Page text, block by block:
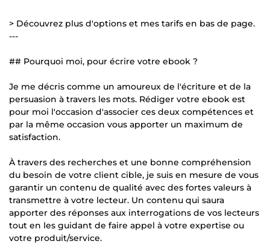
> Découvrez plus d'options et mes tarifs en bas de page.
---
## Pourquoi moi, pour écrire votre ebook ?
Je me décris comme un amoureux de l'écriture et de la
persuasion à travers les mots. Rédiger votre ebook est
pour moi l'occasion d'associer ces deux compétences et
par la même occasion vous apporter un maximum de
satisfaction.
À travers des recherches et une bonne compréhension
du besoin de votre client cible, je suis en mesure de vous
garantir un contenu de qualité avec des fortes valeurs à
transmettre à votre lecteur. Un contenu qui saura
apporter des réponses aux interrogations de vos lecteurs
tout en les guidant de faire appel à votre expertise ou
votre produit/service.